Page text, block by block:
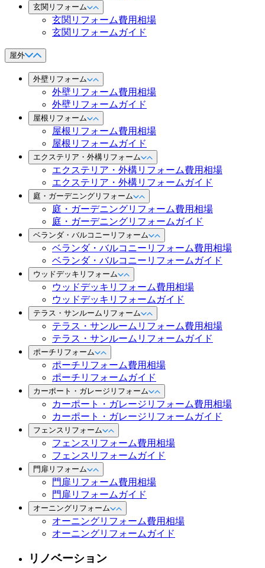
玄関リフォーム
玄関リフォーム費用相場
玄関リフォームガイド
屋外
外壁リフォーム
外壁リフォーム費用相場
外壁リフォームガイド
屋根リフォーム
屋根リフォーム費用相場
屋根リフォームガイド
エクステリア・外構リフォーム
エクステリア・外構リフォーム費用相場
エクステリア・外構リフォームガイド
庭・ガーデニングリフォーム
庭・ガーデニングリフォーム費用相場
庭・ガーデニングリフォームガイド
ベランダ・バルコニーリフォーム
ベランダ・バルコニーリフォーム費用相場
ベランダ・バルコニーリフォームガイド
ウッドデッキリフォーム
ウッドデッキリフォーム費用相場
ウッドデッキリフォームガイド
テラス・サンルームリフォーム
テラス・サンルームリフォーム費用相場
テラス・サンルームリフォームガイド
ポーチリフォーム
ポーチリフォーム費用相場
ポーチリフォームガイド
カーポート・ガレージリフォーム
カーポート・ガレージリフォーム費用相場
カーポート・ガレージリフォームガイド
フェンスリフォーム
フェンスリフォーム費用相場
フェンスリフォームガイド
門扉リフォーム
門扉リフォーム費用相場
門扉リフォームガイド
オーニングリフォーム
オーニングリフォーム費用相場
オーニングリフォームガイド
リノベーション